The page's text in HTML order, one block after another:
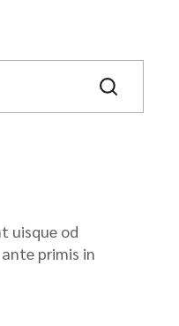
uisque od
primis in